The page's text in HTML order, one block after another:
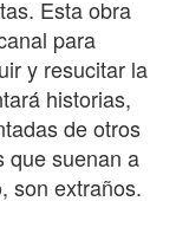
Esta obra
para
y resucitar la
historias,
de otros
que suenan a
son extraños.